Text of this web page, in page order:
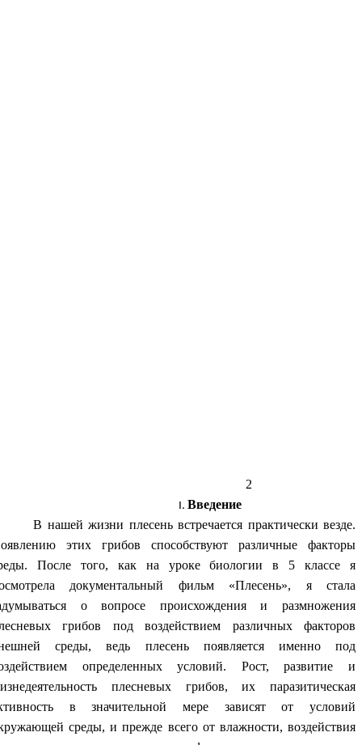
2
Введение
нашей жизни плесень встречается практически везде.
этих грибов способствуют различные факторы
После того, как на уроке биологии в 5 классе я
документальный фильм «Плесень», я стала
о вопросе происхождения и размножения
грибов под воздействием различных факторов
среды, ведь плесень появляется именно под
определенных условий. Рост, развитие и
плесневых грибов, их паразитическая
в значительной мере зависят от условий
среды, и прежде всего от влажности, воздействия